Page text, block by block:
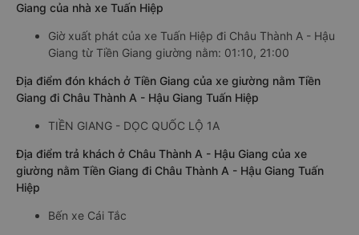
Giang của nhà xe Tuấn Hiệp
Giờ xuất phát của xe Tuấn Hiệp đi Châu Thành A - Hậu
Giang từ Tiền Giang giường nằm: 01:10, 21:00
Địa điểm đón khách ở Tiền Giang của xe giường nằm Tiền
Giang đi Châu Thành A - Hậu Giang Tuấn Hiệp
TIỀN GIANG - DỌC QUỐC LỘ 1A
Địa điểm trả khách ở Châu Thành A - Hậu Giang của xe
giường nằm Tiền Giang đi Châu Thành A - Hậu Giang Tuấn
Hiệp
Bến xe Cái Tắc